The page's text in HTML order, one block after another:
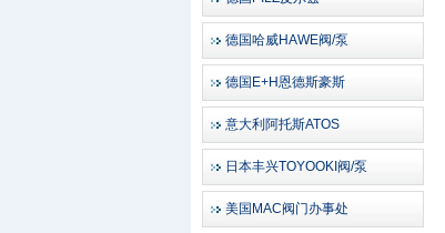
德国哈威HAWE阀/泵
德国E+H恩德斯豪斯
意大利阿托斯ATOS
日本丰兴TOYOOKI阀/泵
美国MAC阀门办事处